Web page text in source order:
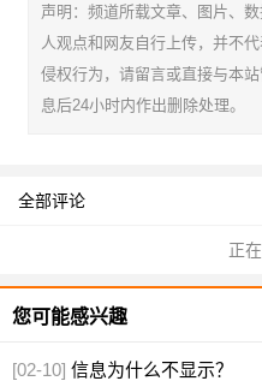
声明：频道所载文章、图片、
人观点和网友自行上传，并不
侵权行为，请留言或直接与本
息后24小时内作出删除处理。
全部评论
正
您可能感兴趣
[02-10] 信息为什么不显示？